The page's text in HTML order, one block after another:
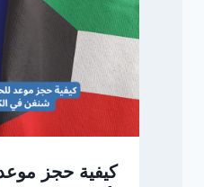
كيفية حجز